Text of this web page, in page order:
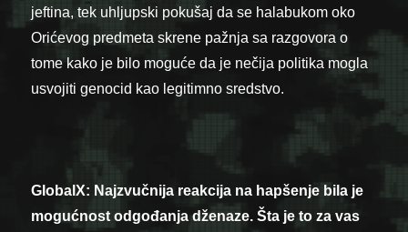
jeftina, tek uhljupski pokušaj da se halabukom oko
Orićevog predmeta skrene pažnja sa razgovora o
tome kako je bilo moguće da je nečija politika mogla
usvojiti genocid kao legitimno sredstvo.
GlobalX: Najzvučnija reakcija na hapšenje bila je
mogućnost odgođanja dženaze. Šta je to za vas